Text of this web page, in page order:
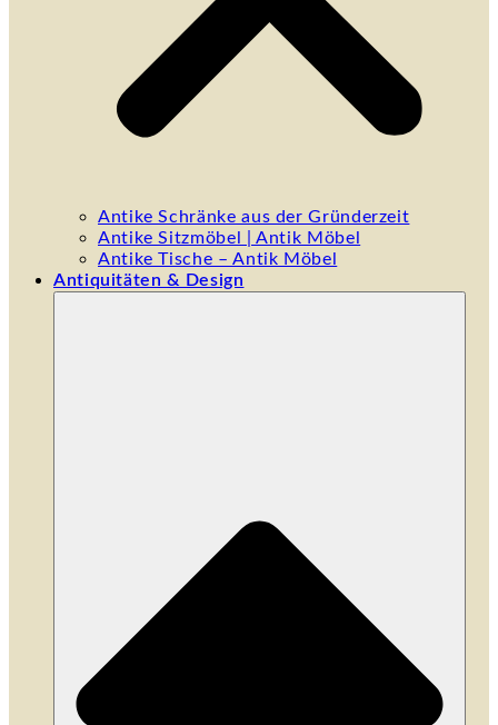
Antike Schränke aus der Gründerzeit
Antike Sitzmöbel | Antik Möbel
Antike Tische – Antik Möbel
Antiquitäten & Design